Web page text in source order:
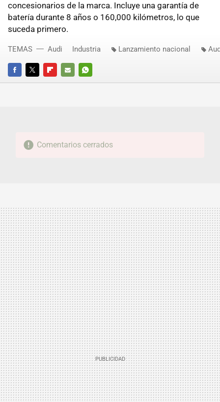
concesionarios de la marca. Incluye una garantía de
batería durante 8 años o 160,000 kilómetros, lo que
suceda primero.
FACEBOOKTWITTERFLIPBOARD
E-
WHATSAPP
TEMAS Audi Industria Lanzamiento nacional
Comentarios cerrados